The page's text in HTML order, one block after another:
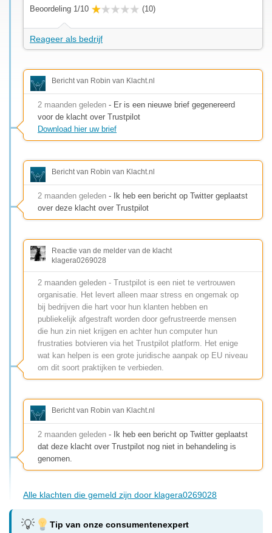
Beoordeling 1/10 (10)
Reageer als bedrijf
Bericht van Robin van Klacht.nl
2 maanden geleden - Er is een nieuwe brief gegenereerd
voor de klacht over Trustpilot
Download hier uw brief
Bericht van Robin van Klacht.nl
2 maanden geleden - Ik heb een bericht op Twitter geplaatst
over deze klacht over Trustpilot
Reactie van de melder van de klacht
klagera0269028
2 maanden geleden - Trustpilot is een niet te vertrouwen
organisatie. Het levert alleen maar stress en ongemak op
bij bedrijven die hart voor hun klanten hebben en
publiekelijk afgestraft worden door gefrustreerde mensen
die hun zin niet krijgen en achter hun computer hun
frustraties botvieren via het Trustpilot platform. Het enige
wat kan helpen is een grote juridische aanpak op EU niveau
om dit soort praktijken te verbieden.
Bericht van Robin van Klacht.nl
2 maanden geleden - Ik heb een bericht op Twitter geplaatst
dat deze klacht over Trustpilot nog niet in behandeling is
genomen.
Alle klachten die gemeld zijn door klagera0269028
Tip van onze consumentenexpert